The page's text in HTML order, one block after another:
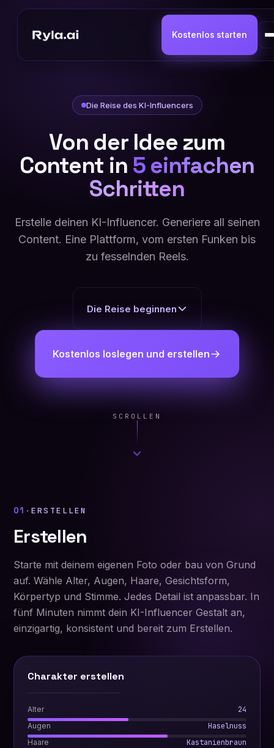
Kostenlos starten
Die Reise des KI-Influencers
Von der Idee zum
Content in 5 einfachen
Schritten
Erstelle deinen KI-Influencer. Generiere all seinen
Content. Eine Plattform, vom ersten Funken bis
zu fesselnden Reels.
Die Reise beginnen
Kostenlos loslegen und erstellen
SCROLLEN
01 ·ERSTELLEN
Erstellen
Starte mit deinem eigenen Foto oder bau von Grund
auf. Wähle Alter, Augen, Haare, Gesichtsform,
Körpertyp und Stimme. Jedes Detail ist anpassbar. In
fünf Minuten nimmt dein KI-Influencer Gestalt an,
einzigartig, konsistent und bereit zum Erstellen.
Charakter erstellen
Vorschau
Alter 24
Augen Haselnuss
Haare Kastanienbraun